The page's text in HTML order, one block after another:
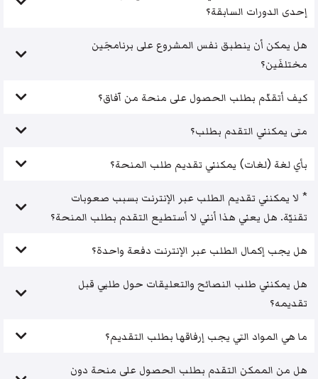
إحدى الدورات السابقة؟
هل يمكن أن ينطبق نفس المشروع على برنامجَين
مختلفَين؟
كيف أتقدّم بطلب الحصول على منحة من آفاق؟
متى يمكنني التقدم بطلب؟
بأي لغة (لغات) يمكنني تقديم طلب المنحة؟
* لا يمكنني تقديم الطلب عبر الإنترنت بسبب صعوبات
تقنيّة. هل يعني هذا أنني لا أستطيع التقدم بطلب المنحة؟
هل يجب إكمال الطلب عبر الإنترنت دفعة واحدة؟
هل يمكنني طلب النصائح والتعليقات حول طلبي قبل
تقديمه؟
ما هي المواد التي يجب إرفاقها بطلب التقديم؟
هل من الممكن التقدم بطلب الحصول على منحة دون